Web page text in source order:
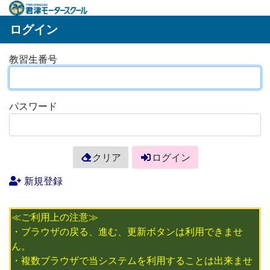
ログイン
教習生番号
パスワード
クリア
ログイン
新規登録
≪ご利用上の注意≫
・ブラウザの戻る、進む、更新ボタンは利用できませ
ん。
・複数ブラウザで当システムを利用することは出来ませ